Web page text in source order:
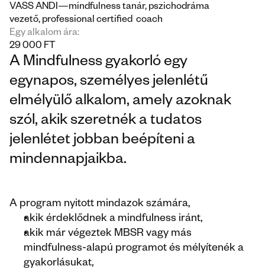
VASS ANDI—mindfulness tanár, pszichodráma
vezető, professional certified  coach
Egy alkalom ára:
29 000 FT
A Mindfulness gyakorló egy
egynapos, személyes jelenlétű
elmélyülő alkalom, amely azoknak
szól, akik szeretnék a tudatos
jelenlétet jobban beépíteni a
mindennapjaikba.
A program nyitott mindazok számára,
akik érdeklődnek a mindfulness iránt,
akik már végeztek MBSR vagy más
mindfulness-alapú programot és mélyítenék a
gyakorlásukat,